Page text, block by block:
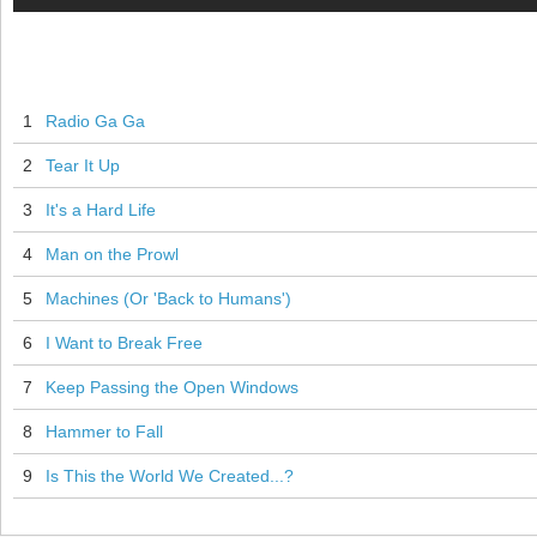
1 Radio Ga Ga
2 Tear It Up
3 It's a Hard Life
4 Man on the Prowl
5 Machines (Or 'Back to Humans')
6 I Want to Break Free
7 Keep Passing the Open Windows
8 Hammer to Fall
9 Is This the World We Created...?